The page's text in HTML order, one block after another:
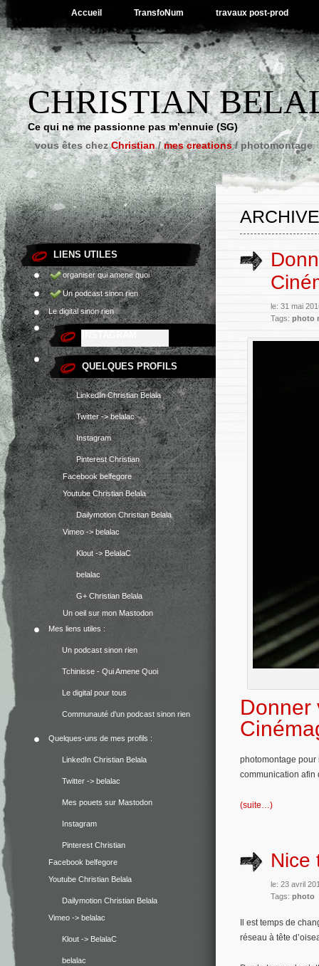
Accueil TransfoNum travaux post-prod
CHRISTIAN
Ce qui ne me passionne pas m’ennuie (SG)
vous êtes chezChristian/ mes creations/photomontage
LIENS UTILES
organiser qui amene quoi
Un podcast sinon rien
Le digital sinon rien
QUELQUES PROFILS
LinkedIn Christian Belala
Twitter -> belalac
Instagram
Pinterest Christian
Facebook belfegore
Youtube Christian Belala
Dailymotion Christian Belala
Vimeo -> belalac
Klout -> BelalaC
belalac
G+ Christian Belala
Un oeil sur mon Mastodon
Mes liens utiles :
Un podcast sinon rien
Tchinisse - Qui Amene Quoi
Le digital pour tous
Communauté d'un podcast sinon rien
Quelques-uns de mes profils :
LinkedIn Christian Belala
Twitter -> belalac
Mes pouets sur Mastodon
Instagram
Pinterest Christian
Facebook belfegore
Youtube Christian Belala
Dailymotion Christian Belala
Vimeo -> belalac
Klout -> BelalaC
belalac
le: 31 mai
Tags: photo
Donner
photomontage pour
communication afin
(suite…)
Nice
le: 23 avril
Tags: photo
Il est temps de
réseau à tête